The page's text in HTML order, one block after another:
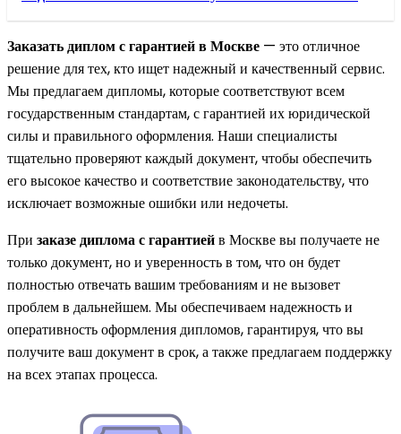
Заказать диплом с гарантией в Москве — это отличное
решение для тех, кто ищет надежный и качественный сервис.
Мы предлагаем дипломы, которые соответствуют всем
государственным стандартам, с гарантией их юридической
силы и правильного оформления. Наши специалисты
тщательно проверяют каждый документ, чтобы обеспечить
его высокое качество и соответствие законодательству, что
исключает возможные ошибки или недочеты.
При заказе диплома с гарантиейв Москве вы получаете не
только документ, но и уверенность в том, что он будет
полностью отвечать вашим требованиям и не вызовет
проблем в дальнейшем. Мы обеспечиваем надежность и
оперативность оформления дипломов, гарантируя, что вы
получите ваш документ в срок, а также предлагаем поддержку
на всех этапах процесса.